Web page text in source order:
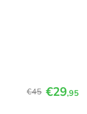
€45 €29,95